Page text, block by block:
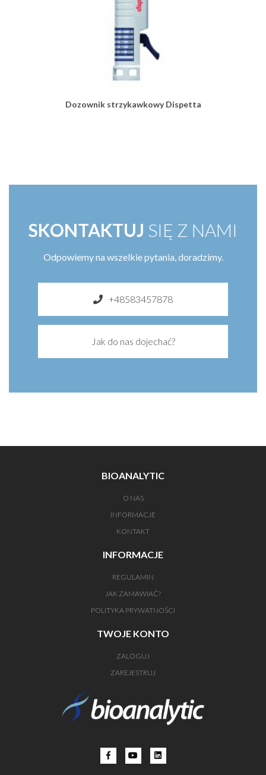
Dozownik strzykawkowy Dispetta
SKONTAKTUJ SIĘ Z NAMI
Odpowiemy na wszelkie pytania, doradzimy.
+48583457878
Jak do nas dojechać?
BIOANALYTIC
O NAS
INFORMACJE
KONTAKT
INFORMACJE
REGULAMIN
JAK ZAMAWIAĆ?
POLITYKA PRYWATNOŚCI
TWOJE KONTO
ZALOGUJ
ZAREJESTRUJ